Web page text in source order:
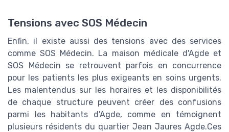
Tensions avec SOS Médecin
Enfin, il existe aussi des tensions avec des services
comme SOS Médecin. La maison médicale d'Agde et
SOS Médecin se retrouvent parfois en concurrence
pour les patients les plus exigeants en soins urgents.
Les malentendus sur les horaires et les disponibilités
de chaque structure peuvent créer des confusions
parmi les habitants d'Agde, comme en témoignent
plusieurs résidents du quartier Jean Jaures Agde.Ces